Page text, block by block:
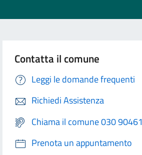
Contatta il comune
Leggi le domande frequenti
Richiedi Assistenza
Chiama il comune 030 90461
Prenota un appuntamento